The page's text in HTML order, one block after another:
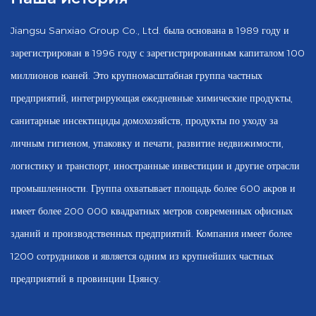
Jiangsu Sanxiao Group Co., Ltd. была основана в 1989 году и
зарегистрирован в 1996 году с зарегистрированным капиталом 100
миллионов юаней. Это крупномасштабная группа частных
предприятий, интегрирующая ежедневные химические продукты,
санитарные инсектициды домохозяйств, продукты по уходу за
личным гигиеном, упаковку и печати, развитие недвижимости,
логистику и транспорт, иностранные инвестиции и другие отрасли
промышленности. Группа охватывает площадь более 600 акров и
имеет более 200 000 квадратных метров современных офисных
зданий и производственных предприятий. Компания имеет более
1200 сотрудников и является одним из крупнейших частных
предприятий в провинции Цзянсу.